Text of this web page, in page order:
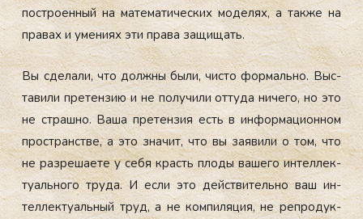
пос­тро­ен­ный на ма­тема­тичес­ких мо­делях, а так­же на
пра­вах и уме­ни­ях эти пра­ва за­щищать.
Вы сде­лали, что дол­жны бы­ли, чис­то фор­маль­но. Выс­
та­вили пре­тен­зию и не по­лучи­ли от­ту­да ни­чего, но это
не страш­но. Ва­ша пре­тен­зия есть в ин­форма­ци­он­ном
прос­транс­тве, а это зна­чит, что вы за­яви­ли о том, что
не раз­ре­ша­ете у се­бя красть пло­ды ва­шего ин­теллек­
ту­аль­но­го тру­да. И ес­ли это дей­стви­тель­но ваш ин­
теллек­ту­аль­ный труд, а не ком­пи­ляция, не реп­ро­дук­